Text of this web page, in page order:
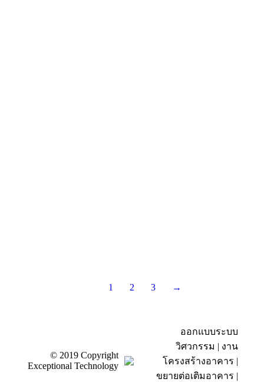
1 2 3 →
© 2019 Copyright
Exceptional Technology
ออกแบบระบบ
วิศวกรรม | งาน
โครงสร้างอาคาร |
ขยายต่อเติมอาคาร |